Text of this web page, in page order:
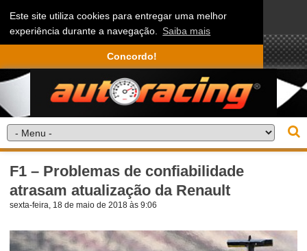
Este site utiliza cookies para entregar uma melhor
experiência durante a navegação. Saiba mais
Concordo!
F1 – Problemas de confiabilidade
atrasam atualização da Renault
sexta-feira, 18 de maio de 2018 às 9:06